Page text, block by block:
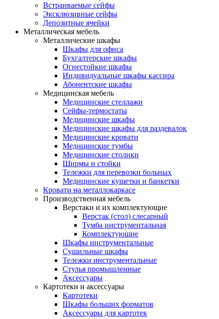
Встраиваемые сейфы
Эксклюзивные сейфы
Депозитные ячейки
Металлическая мебель
Металлические шкафы
Шкафы для офиса
Бухгалтерские шкафы
Огнестойкие шкафы
Индивидуальные шкафы кассира
Абонентские шкафы
Медицинская мебель
Медицинские стеллажи
Сейфы-термостаты
Медицинские шкафы
Медицинские шкафы для раздевалок
Медицинские кровати
Медицинские тумбы
Медицинские столики
Ширмы и стойки
Тележки для перевозки больных
Медицинские кушетки и банкетки
Кровати на металлокаркасе
Производственная мебель
Верстаки и их комплектующие
Верстак (стол) слесарный
Тумба инструментальная
Комплектующие
Шкафы инструментальные
Сушильные шкафы
Тележки инструментальные
Стулья промышленные
Аксессуары
Картотеки и аксессуары
Картотеки
Шкафы больших форматов
Аксессуары для картотек